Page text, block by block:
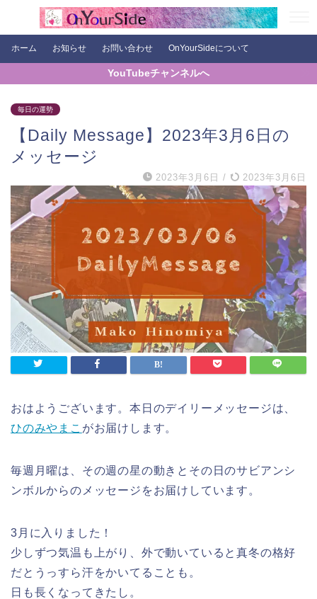
ホーム お知らせ お問い合わせ OnYourSideについて
YouTubeチャンネルへ
毎日の運勢
【Daily Message】2023年3月6日の
メッセージ
2023年3月6日 / 2023年3月6日
おはようございます。本日のデイリーメッセージは、
ひのみやまこ がお届けします。
毎週月曜は、その週の星の動きとその日のサビアンシ
ンボルからのメッセージをお届けしています。
3月に入りました！
少しずつ気温も上がり、外で動いていると真冬の格好
だとうっすら汗をかいてることも。
日も長くなってきたし。